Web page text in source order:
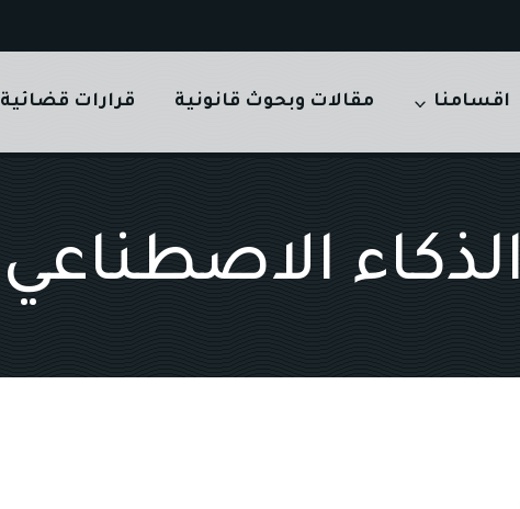
اقسامنا مقالات وبحوث قانونية قرارات قضائية
الذكاء الاصطناعي